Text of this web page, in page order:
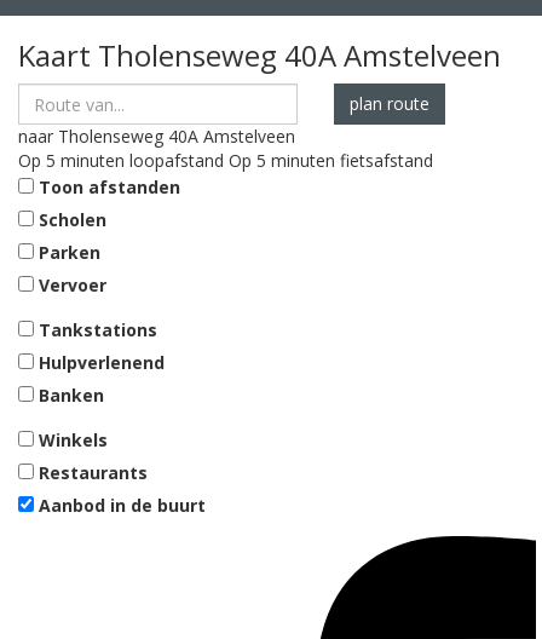
Kaart Tholenseweg 40AAmstelveen
plan route
naar Tholenseweg 40A Amstelveen
Op 5 minuten loopafstand Op 5 minuten fietsafstand
Toon afstanden
Scholen
Parken
Vervoer
Tankstations
Hulpverlenend
Banken
Winkels
Restaurants
Aanbod in de buurt